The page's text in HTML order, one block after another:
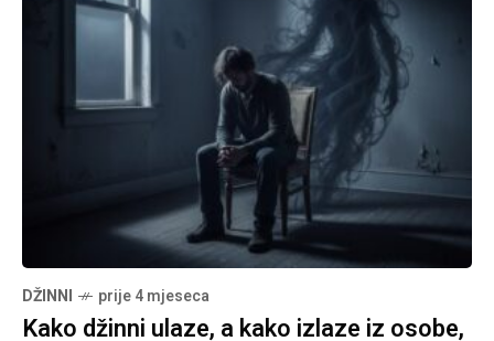
DŽINNI prije 4 mjeseca
Kako džinni ulaze, a kako izlaze iz osobe,